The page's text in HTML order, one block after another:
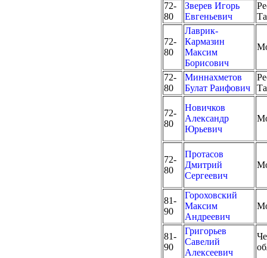
72-
80
Зверев Игорь
Евгеньевич
72-
80
Лаврик-
Кармазин
Максим
Борисович
72-
80
Миннахметов
Булат Раифович
72-
80
Новичков
Александр
Юрьевич
72-
80
Протасов
Дмитрий
Сергеевич
81-
90
Гороховский
Максим
Андреевич
81-
90
Григорьев
Савелий
Алексеевич